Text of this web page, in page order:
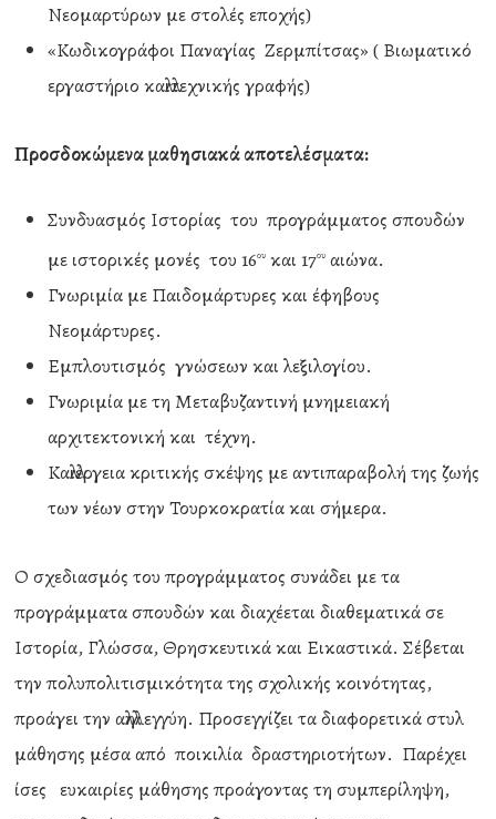
Νεομαρτύρων με στολές εποχής)
«Κωδικογράφοι Παναγίας Ζερμπίτσας» ( Βιωματικό
εργαστήριο καλλιτεχνικής γραφής)
Προσδοκώμενα μαθησιακά αποτελέσματα:
Συνδυασμός Ιστορίας του προγράμματος σπουδών
με ιστορικές μονές του 16ου και 17ου αιώνα.
Γνωριμία με Παιδομάρτυρες και έφηβους
Νεομάρτυρες.
Εμπλουτισμός γνώσεων και λεξιλογίου.
Γνωριμία με τη Μεταβυζαντινή μνημειακή
αρχιτεκτονική και τέχνη.
Καλλιέργεια κριτικής σκέψης με αντιπαραβολή της ζωής
των νέων στην Τουρκοκρατία και σήμερα.
Ο σχεδιασμός του προγράμματος συνάδει με τα
προγράμματα σπουδών και διαχέεται διαθεματικά σε
Ιστορία, Γλώσσα, Θρησκευτικά και Εικαστικά. Σέβεται
την πολυπολιτισμικότητα της σχολικής κοινότητας,
προάγει την αλληλεγγύη. Προσεγγίζει τα διαφορετικά στυλ
μάθησης μέσα από ποικιλία δραστηριοτήτων. Παρέχει
ίσες ευκαιρίες μάθησης προάγοντας τη συμπερίληψη,